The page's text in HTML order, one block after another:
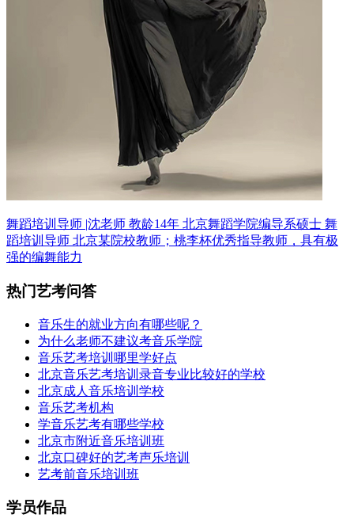
舞蹈培训导师 |沈老师 教龄14年 北京舞蹈学院编导系硕士 舞
蹈培训导师 北京某院校教师；桃李杯优秀指导教师，具有极
强的编舞能力
热门艺考问答
音乐生的就业方向有哪些呢？
为什么老师不建议考音乐学院
音乐艺考培训哪里学好点
北京音乐艺考培训录音专业比较好的学校
北京成人音乐培训学校
音乐艺考机构
学音乐艺考有哪些学校
北京市附近音乐培训班
北京口碑好的艺考声乐培训
艺考前音乐培训班
学员作品